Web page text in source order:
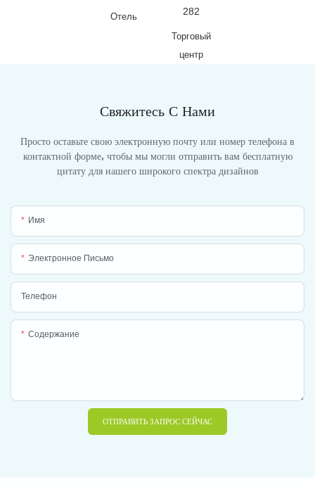
Отель
Торговый
центр
Свяжитесь С Нами
Просто оставьте свою электронную почту или номер телефона в
контактной форме, чтобы мы могли отправить вам бесплатную
цитату для нашего широкого спектра дизайнов
Имя
Электронное Письмо
Телефон
Содержание
ОТПРАВИТЬ ЗАПРОС СЕЙЧАС